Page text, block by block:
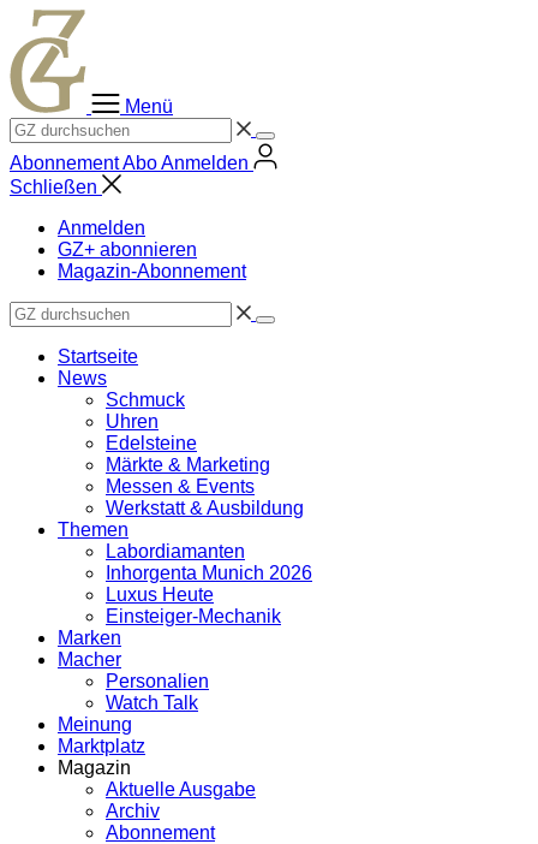
Zum
Inhalt
springen
Menü
AbonnementAboAnmelden
Schließen
Anmelden
GZ+ abonnieren
Magazin-Abonnement
Startseite
News
Schmuck
Uhren
Edelsteine
Märkte & Marketing
Messen & Events
Werkstatt & Ausbildung
Themen
Labordiamanten
Inhorgenta Munich 2026
Luxus Heute
Einsteiger-Mechanik
Marken
Macher
Personalien
Watch Talk
Meinung
Marktplatz
Magazin
Aktuelle Ausgabe
Archiv
Abonnement